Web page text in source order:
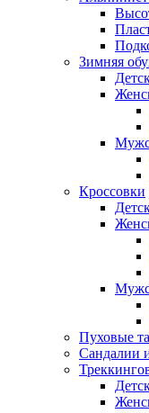
Зимняя
Кроссовки
Пуховые
Сандалии